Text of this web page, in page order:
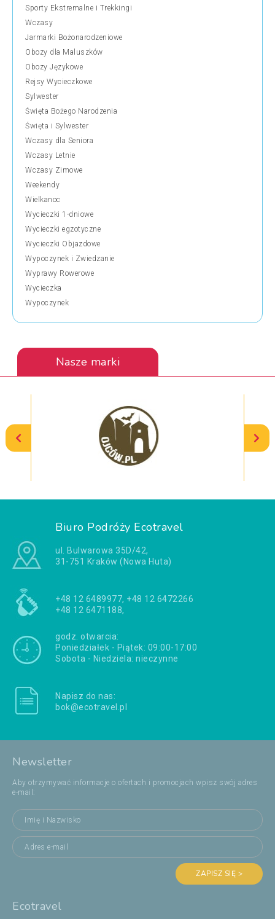
Sporty Ekstremalne i Trekkingi
Wczasy
Jarmarki Bożonarodzeniowe
Obozy dla Maluszków
Obozy Językowe
Rejsy Wycieczkowe
Sylwester
Święta Bożego Narodzenia
Święta i Sylwester
Wczasy dla Seniora
Wczasy Letnie
Wczasy Zimowe
Weekendy
Wielkanoc
Wycieczki 1-dniowe
Wycieczki egzotyczne
Wycieczki Objazdowe
Wypoczynek i Zwiedzanie
Wyprawy Rowerowe
Wycieczka
Wypoczynek
Nasze marki
Biuro Podróży Ecotravel
ul. Bulwarowa 35D/42,
31-751 Kraków (Nowa Huta)
+48 12 6489977, +48 12 6472266
+48 12 6471188,
godz. otwarcia:
Poniedziałek - Piątek: 09:00-17:00
Sobota - Niedziela: nieczynne
Napisz do nas:
bok@ecotravel.pl
Newsletter
Aby otrzymywać informacje o ofertach i promocjach wpisz swój adres
e-mail:
ZAPISZ SIĘ >
Ecotravel